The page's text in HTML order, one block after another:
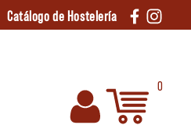
Catálogo de Hostelería
0